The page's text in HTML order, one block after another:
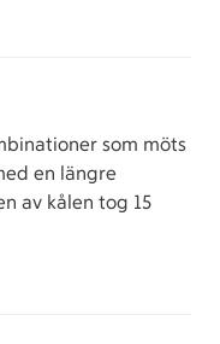
som möts
en längre
av kålen tog 15